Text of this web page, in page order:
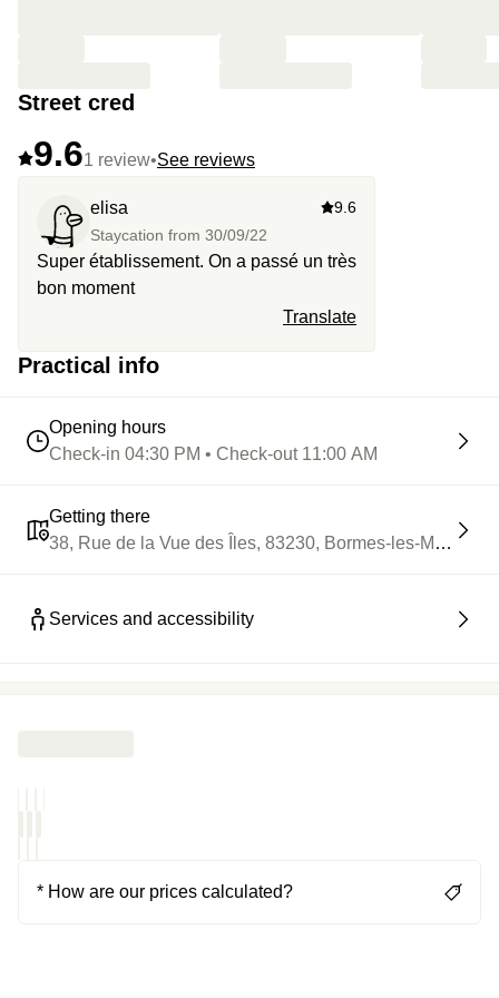
Street cred
9.61 review•See reviews
elisa
Staycation from 30/09/22
9.6
Super établissement. On a passé un très
bon moment
Translate
Practical info
Opening hours
Check-in 04:30 PM • Check-out 11:00 AM
Getting there
38, Rue de la Vue des Îles, 83230, Bormes-les-Mimosas
Services and accessibility
* How are our prices calculated?